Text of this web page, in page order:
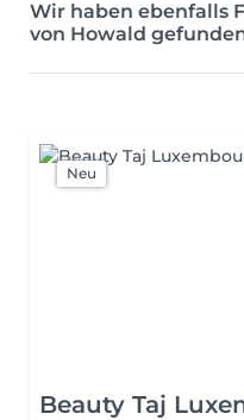
Wir haben ebenfalls
von Howald
Neu
Beauty Taj